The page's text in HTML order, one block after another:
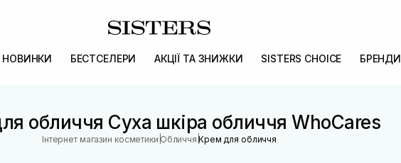
НОВИНКИ БЕСТСЕЛЕРИ АКЦІЇ ТА ЗНИЖКИ SISTERS CHOICE БРЕНДИ
обличчя Суха шкіра обличчя WhoCares
Інтернет магазин косметики |Обличчя |Крем для обличчя